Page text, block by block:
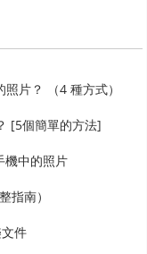
片？ （4 種方式）
[5個簡單的方法]
機中的照片
指南）
件